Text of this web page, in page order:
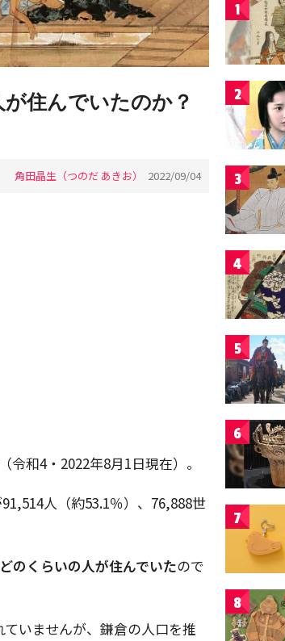
住んでいたのか？
角田晶生（つのだ あきお） 2022/09/04
和4・2022年8月1日現在）。
人（約53.1％）、76,888世
のくらいの人が住んでいたので
いませんが、鎌倉の人口を推
1
2
3
4
5
6
7
8